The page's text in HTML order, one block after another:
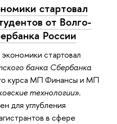
стартовал
от Волго-
России
стартовал
банка Сбербанка
курса МП Финансы и МП
технологии».
для углубления
в сфере